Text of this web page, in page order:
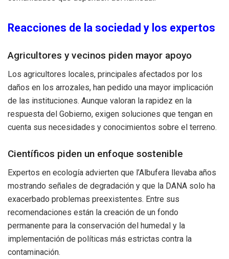
Reacciones de la sociedad y los expertos
Agricultores y vecinos piden mayor apoyo
Los agricultores locales, principales afectados por los
daños en los arrozales, han pedido una mayor implicación
de las instituciones. Aunque valoran la rapidez en la
respuesta del Gobierno, exigen soluciones que tengan en
cuenta sus necesidades y conocimientos sobre el terreno.
Científicos piden un enfoque sostenible
Expertos en ecología advierten que l’Albufera llevaba años
mostrando señales de degradación y que la DANA solo ha
exacerbado problemas preexistentes. Entre sus
recomendaciones están la creación de un fondo
permanente para la conservación del humedal y la
implementación de políticas más estrictas contra la
contaminación.